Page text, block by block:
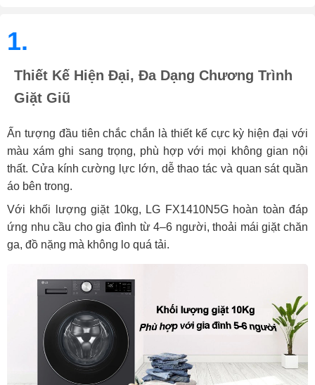
1.
Thiết Kế Hiện Đại, Đa Dạng Chương Trình
Giặt Giũ
Ấn tượng đầu tiên chắc chắn là thiết kế cực kỳ hiện đại với
màu xám ghi sang trọng, phù hợp với mọi không gian nội
thất. Cửa kính cường lực lớn, dễ thao tác và quan sát quần
áo bên trong.
Với khối lượng giặt 10kg, LG FX1410N5G hoàn toàn đáp
ứng nhu cầu cho gia đình từ 4–6 người, thoải mái giặt chăn
ga, đồ nặng mà không lo quá tải.